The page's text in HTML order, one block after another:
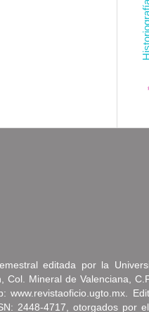
editada por la
Mineral de Valenciana,
2448-4717, otorgados por